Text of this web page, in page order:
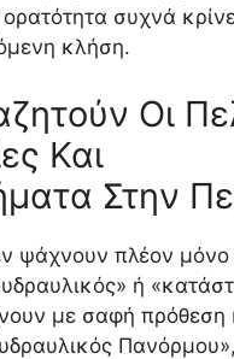
συχνά
κλήση.
Οι
Και
Στην
ψάχνουν πλέον μόνο
ή
με σαφή πρόθεση